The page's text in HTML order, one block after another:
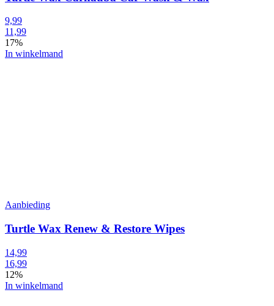
9,99
11,99
17%
In winkelmand
Aanbieding
Turtle Wax Renew & Restore Wipes
14,99
16,99
12%
In winkelmand